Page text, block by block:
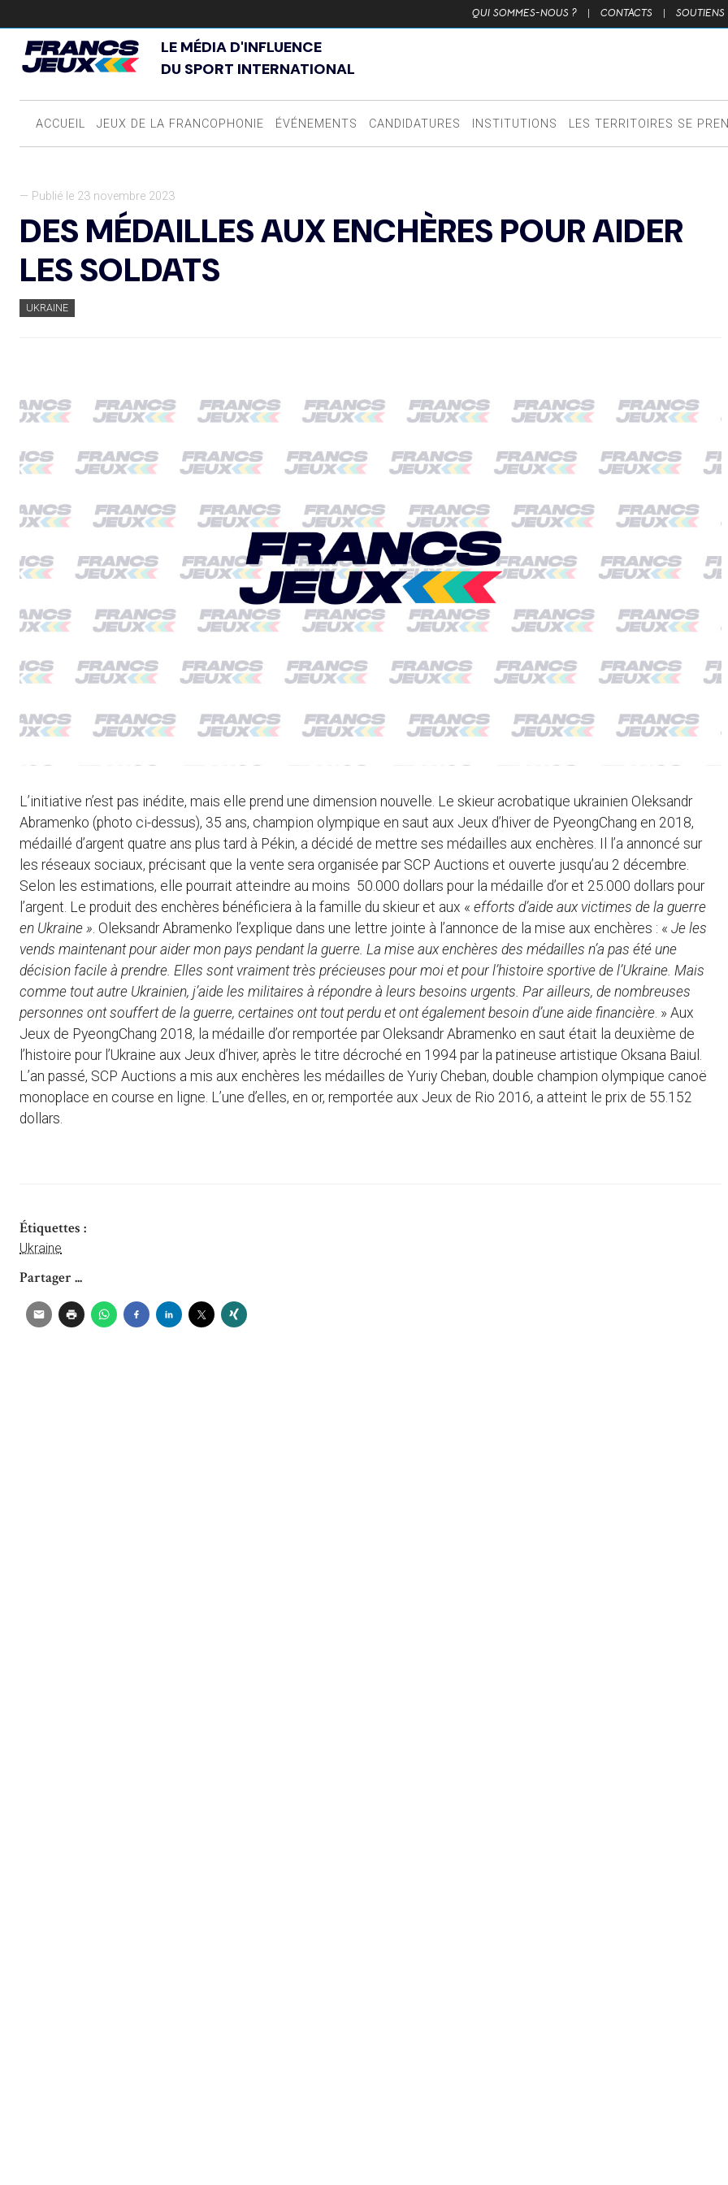
QUI SOMMES-NOUS ? | CONTACTS | SOUTIENS
LE MÉDIA D'INFLUENCE
DU SPORT INTERNATIONAL
ACCUEIL JEUX DE LA FRANCOPHONIE ÉVÉNEMENTS CANDIDATURES INSTITUTIONS LES TERRITOIRES SE
— Publié le 23 novembre 2023
DES MÉDAILLES AUX ENCHÈRES POUR AIDER
LES SOLDATS
UKRAINE
L’initiative n’est pas inédite, mais elle prend une dimension nouvelle. Le skieur acrobatique ukrainien Oleksandr
Abramenko (photo ci-dessus), 35 ans, champion olympique en saut aux Jeux d’hiver de PyeongChang en 2018,
médaillé d’argent quatre ans plus tard à Pékin, a décidé de mettre ses médailles aux enchères. Il l’a annoncé sur
les réseaux sociaux, précisant que la vente sera organisée par SCP Auctions et ouverte jusqu’au 2 décembre.
Selon les estimations, elle pourrait atteindre au moins 50.000 dollars pour la médaille d’or et 25.000 dollars pour
l’argent. Le produit des enchères bénéficiera à la famille du skieur et aux « efforts d’aide aux victimes de la guerre
en Ukraine ». Oleksandr Abramenko l’explique dans une lettre jointe à l’annonce de la mise aux enchères : « Je les
vends maintenant pour aider mon pays pendant la guerre. La mise aux enchères des médailles n’a pas été une
décision facile à prendre. Elles sont vraiment très précieuses pour moi et pour l’histoire sportive de l’Ukraine. Mais
comme tout autre Ukrainien, j’aide les militaires à répondre à leurs besoins urgents. Par ailleurs, de nombreuses
personnes ont souffert de la guerre, certaines ont tout perdu et ont également besoin d’une aide financière. » Aux
Jeux de PyeongChang 2018, la médaille d’or remportée par Oleksandr Abramenko en saut était la deuxième de
l’histoire pour l’Ukraine aux Jeux d’hiver, après le titre décroché en 1994 par la patineuse artistique Oksana Baiul.
L’an passé, SCP Auctions a mis aux enchères les médailles de Yuriy Cheban, double champion olympique canoë
monoplace en course en ligne. L’une d’elles, en or, remportée aux Jeux de Rio 2016, a atteint le prix de 55.152
dollars.
Étiquettes :
Ukraine
Partager ...